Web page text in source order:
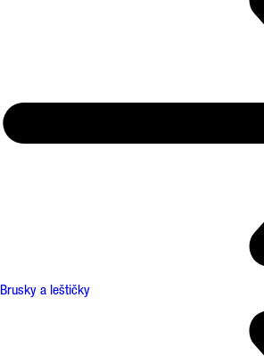
Brusky a leštičky